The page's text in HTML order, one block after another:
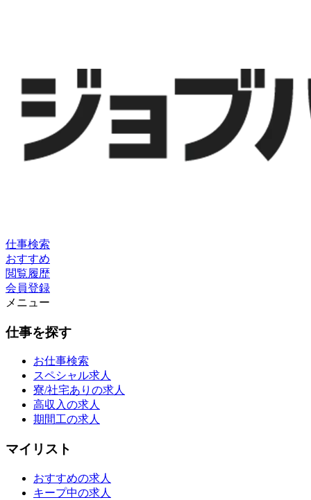
仕事検索
おすすめ
閲覧履歴
会員登録
メニュー
仕事を探す
お仕事検索
スペシャル求人
寮/社宅ありの求人
高収入の求人
期間工の求人
マイリスト
おすすめの求人
キープ中の求人